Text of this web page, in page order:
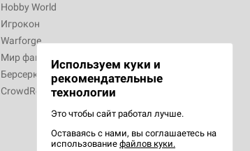
Hobby World
Игрокон
Warforge
Мир фантастики
Берсерк
CrowdRepublic
Используем куки и
рекомендательные
технологии
Это чтобы сайт работал лучше.
Оставаясь с нами, вы соглашаетесь на
использование файлов куки.